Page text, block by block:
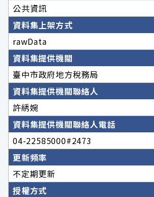
公共資訊
資料集上架方式
rawData
資料集提供機關
臺中市政府地方稅務局
資料集提供機關聯絡人
許綉婉
資料集提供機關聯絡人電話
04-22585000#2473
更新頻率
不定期更新
授權方式